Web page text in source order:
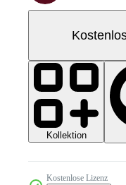
Kollektion
Kostenlose Lizenz